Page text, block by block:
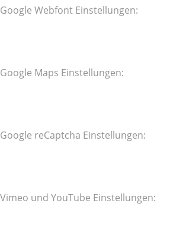
Google Webfont Einstellungen:
Google Maps Einstellungen:
Google reCaptcha Einstellungen:
Vimeo und YouTube Einstellungen: